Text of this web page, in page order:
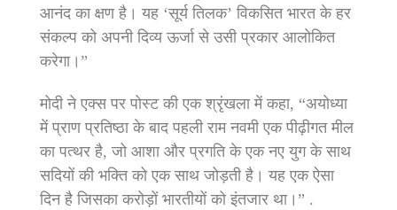
आनंद का क्षण है। यह ‘सूर्य तिलक’ विकसित भारत के हर
संकल्प को अपनी दिव्य ऊर्जा से उसी प्रकार आलोकित
करेगा।”
मोदी ने एक्स पर पोस्ट की एक श्रृंखला में कहा, “अयोध्या
में प्राण प्रतिष्ठा के बाद पहली राम नवमी एक पीढ़ीगत मील
का पत्थर है, जो आशा और प्रगति के एक नए युग के साथ
सदियों की भक्ति को एक साथ जोड़ती है। यह एक ऐसा
दिन है जिसका करोड़ों भारतीयों को इंतजार था।” .